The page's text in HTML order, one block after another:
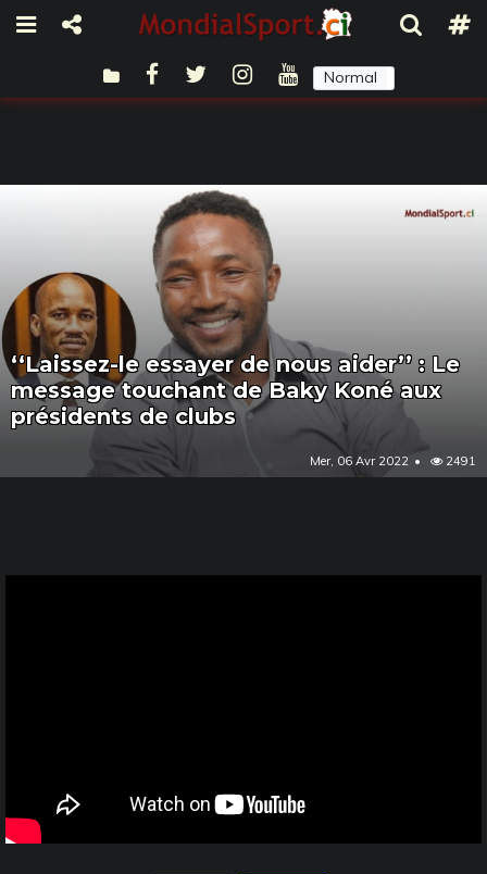
Normal
‘‘Laissez-le essayer de nous aider’’ : Le
message touchant de Baky Koné aux
présidents de clubs
Mer, 06 Avr 2022 2491